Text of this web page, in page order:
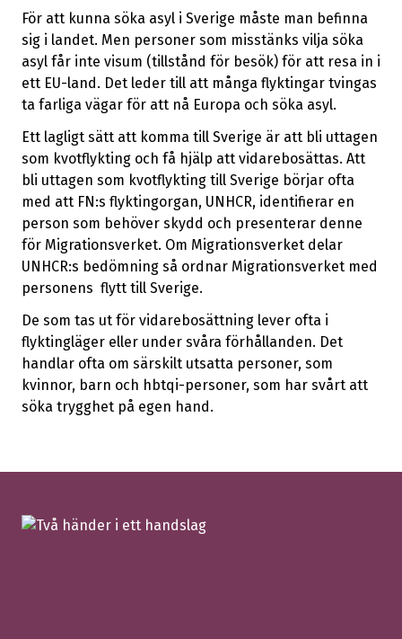
För att kunna söka asyl i Sverige måste man befinna
sig i landet. Men personer som misstänks vilja söka
asyl får inte visum (tillstånd för besök) för att resa in i
ett EU-land. Det leder till att många flyktingar tvingas
ta farliga vägar för att nå Europa och söka asyl.
Ett lagligt sätt att komma till Sverige är att bli uttagen
som kvotflykting och få hjälp att vidarebosättas. Att
bli uttagen som kvotflykting till Sverige börjar ofta
med att FN:s flyktingorgan, UNHCR, identifierar en
person som behöver skydd och presenterar denne
för Migrationsverket. Om Migrationsverket delar
UNHCR:s bedömning så ordnar Migrationsverket med
personens flytt till Sverige.
De som tas ut för vidarebosättning lever ofta i
flyktingläger eller under svåra förhållanden. Det
handlar ofta om särskilt utsatta personer, som
kvinnor, barn och hbtqi-personer, som har svårt att
söka trygghet på egen hand.